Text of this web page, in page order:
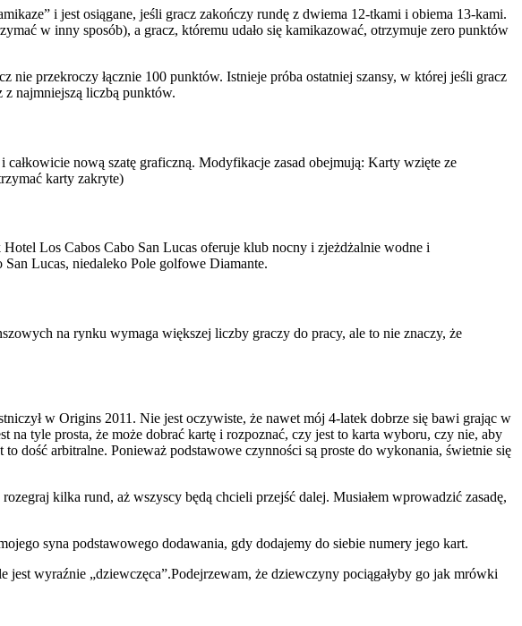
i jest osiągane, jeśli gracz zakończy rundę z dwiema 12-tkami i obiema 13-kami.
w inny sposób), a gracz, któremu udało się kamikazować, otrzymuje zero punktów
przekroczy łącznie 100 punktów. Istnieje próba ostatniej szansy, w której jeśli gracz
z najmniejszą liczbą punktów.
nową szatę graficzną. Modyfikacje zasad obejmują: Karty wzięte ze
karty zakryte)
Los Cabos Cabo San Lucas oferuje klub nocny i zjeżdżalnie wodne i
Lucas, niedaleko Pole golfowe Diamante.
na rynku wymaga większej liczby graczy do pracy, ale to nie znaczy, że
w Origins 2011. Nie jest oczywiste, że nawet mój 4-latek dobrze się bawi grając w
tyle prosta, że ​​może dobrać kartę i rozpoznać, czy jest to karta wyboru, czy nie, aby
dość arbitralne. Ponieważ podstawowe czynności są proste do wykonania, świetnie się
kilka rund, aż wszyscy będą chcieli przejść dalej. Musiałem wprowadzić zasadę,
syna podstawowego dodawania, gdy dodajemy do siebie numery jego kart.
wyraźnie „dziewczęca”.Podejrzewam, że dziewczyny pociągałyby go jak mrówki